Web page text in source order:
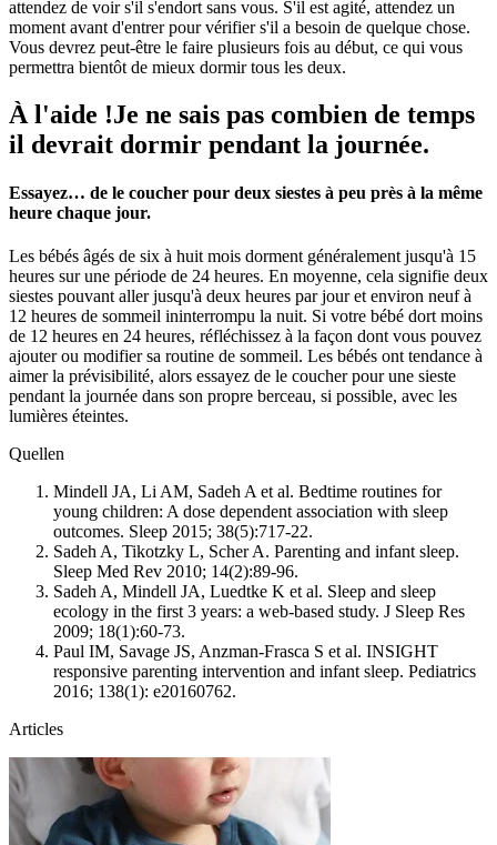
attendez de voir s'il s'endort sans vous. S'il est agité, attendez un
moment avant d'entrer pour vérifier s'il a besoin de quelque chose.
Vous devrez peut-être le faire plusieurs fois au début, ce qui vous
permettra bientôt de mieux dormir tous les deux.
À l'aide !Je ne sais pas combien de temps
il devrait dormir pendant la journée.
Essayez… de le coucher pour deux siestes à peu près à la même
heure chaque jour.
Les bébés âgés de six à huit mois dorment généralement jusqu'à 15
heures sur une période de 24 heures. En moyenne, cela signifie deux
siestes pouvant aller jusqu'à deux heures par jour et environ neuf à
12 heures de sommeil ininterrompu la nuit. Si votre bébé dort moins
de 12 heures en 24 heures, réfléchissez à la façon dont vous pouvez
ajouter ou modifier sa routine de sommeil. Les bébés ont tendance à
aimer la prévisibilité, alors essayez de le coucher pour une sieste
pendant la journée dans son propre berceau, si possible, avec les
lumières éteintes.
Quellen
Mindell JA, Li AM, Sadeh A et al. Bedtime routines for
young children: A dose dependent association with sleep
outcomes. Sleep 2015; 38(5):717-22.
Sadeh A, Tikotzky L, Scher A. Parenting and infant sleep.
Sleep Med Rev 2010; 14(2):89-96.
Sadeh A, Mindell JA, Luedtke K et al. Sleep and sleep
ecology in the first 3 years: a web-based study. J Sleep Res
2009; 18(1):60-73.
Paul IM, Savage JS, Anzman-Frasca S et al. INSIGHT
responsive parenting intervention and infant sleep. Pediatrics
2016; 138(1): e20160762.
Articles